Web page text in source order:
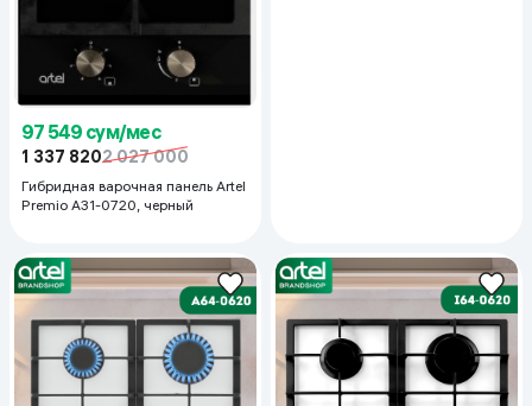
97 549 сум/мес
1 337 8202 027 000
Гибридная варочная панель Artel
Premio A31-0720, черный